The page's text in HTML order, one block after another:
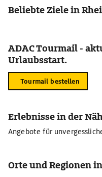
Beliebte Ziele in
ADAC Tourmail -
Urlaubsstart.
Tourmail bestellen
Erlebnisse in der
Angebote für
Orte und Regionen